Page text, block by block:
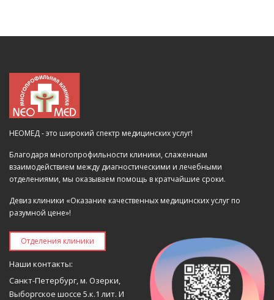
НЕОМЕД - это широкий спектр медицинских услуг!
Благодаря многопрофильности клиники, слаженным
взаимодействием между диагностическими и лечебными
отделениями, мы оказываем помощь в кратчайшие сроки.
Девиз клиники «Оказание качественных медицинских услуг по
разумной цене»!
Отделения клиники
Наши контакты:
Санкт-Петербург, м. Озерки,
Выборгское шоссе 5.к.1 лит. И